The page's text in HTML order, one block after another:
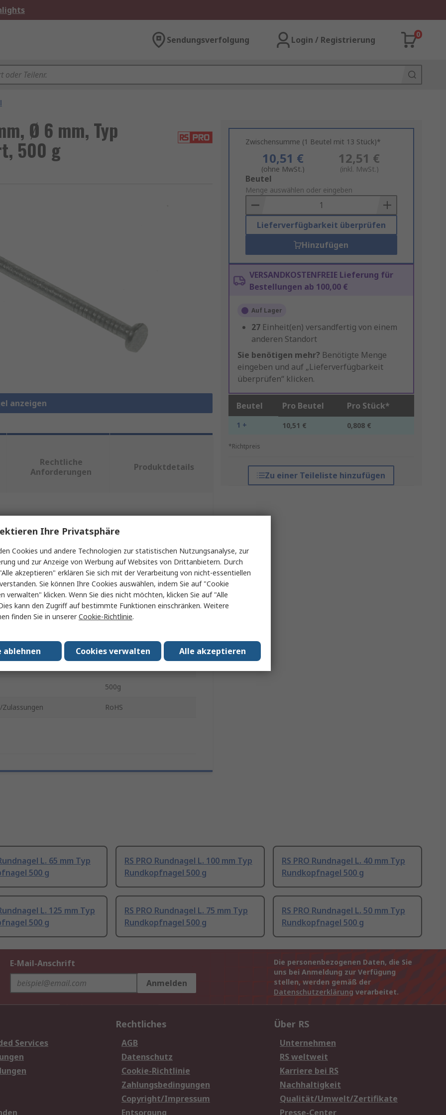
Sendungsverfolgung Login / Registrierung
0
Ø 6 mm, Typ
500 g
anzeigen
Zwischensumme (1 Beutel mit 13 Stück)*
10,51 €
(ohne MwSt.)
12,51 €
(inkl. MwSt.)
Add
to
Basket
Beutel
Menge auswählen oder eingeben
Lieferverfügbarkeit überprüfen
Hinzufügen
VERSANDKOSTENFREIE Lieferung für
Bestellungen ab 100,00 €
Auf Lager
27 Einheit(en) versandfertig von einem
anderen Standort
Sie benötigen mehr? Benötigte Menge
eingeben und auf „Lieferverfügbarkeit
überprüfen“ klicken.
Beutel Pro Beutel Pro Stück*
1 + 10,51 € 0,808 €
*Richtpreis
Zu einer Teileliste hinzufügen
Rechtliche
Anforderungen
Produktdetails
oder mehrere Eigenschaften auswählen.
RS PRO
Rundkopfnagel
Rundnagel
500g
RoHS
L. 65 mm Typ
500 g
RS PRO Rundnagel L. 100 mm Typ
Rundkopfnagel 500 g
RS PRO Rundnagel L. 40 mm Typ
Rundkopfnagel 500 g
L. 125 mm Typ
500 g
RS PRO Rundnagel L. 75 mm Typ
Rundkopfnagel 500 g
RS PRO Rundnagel L. 50 mm Typ
Rundkopfnagel 500 g
E-Mail-Anschrift
Anmelden
Die personenbezogenen Daten, die Sie
uns bei Anmeldung zur Verfügung
stellen, werden gemäß der
Datenschutzerklärung verarbeitet.
Services
Rechtliches
AGB
Datenschutz
Cookie-Richtlinie
Zahlungsbedingungen
Copyright/Impressum
Entsorgung
Über RS
Unternehmen
RS weltweit
Karriere bei RS
Nachhaltigkeit
Qualität/Umwelt/Zertifikate
Presse-Center
Ihre Privatsphäre
Cookies und andere Technologien zur statistischen Nutzungsanalyse, zur
und zur Anzeige von Werbung auf Websites von Drittanbietern. Durch
akzeptieren" erklären Sie sich mit der Verarbeitung von nicht-essentiellen
Sie können Ihre Cookies auswählen, indem Sie auf "Cookie
verwalten" klicken. Wenn Sie dies nicht möchten, klicken Sie auf "Alle
kann den Zugriff auf bestimmte Funktionen einschränken. Weitere
finden Sie in unsererCookie-Richtlinie.
Alle akzeptieren
Cookies verwalten
ablehnen